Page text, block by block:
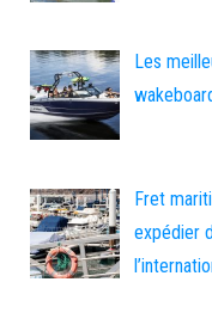
Les
Fret
expédier